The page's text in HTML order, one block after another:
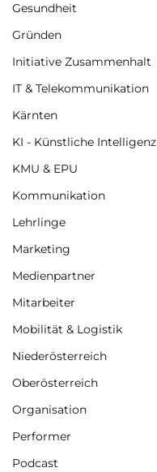
Gesundheit
Gründen
Initiative Zusammenhalt
IT & Telekommunikation
Kärnten
KI - Künstliche Intelligenz
KMU & EPU
Kommunikation
Lehrlinge
Marketing
Medienpartner
Mitarbeiter
Mobilität & Logistik
Niederösterreich
Oberösterreich
Organisation
Performer
Podcast